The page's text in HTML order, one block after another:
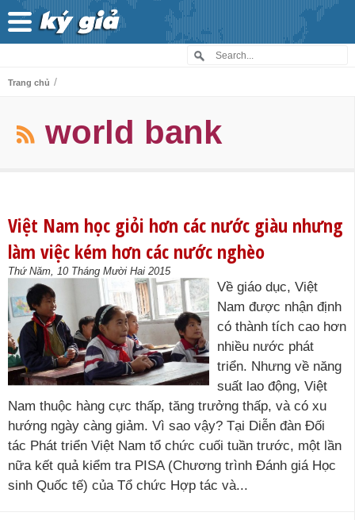
Trang chủ /
world bank
Việt Nam học giỏi hơn các nước giàu nhưng
làm việc kém hơn các nước nghèo
Thứ Năm, 10 Tháng Mười Hai 2015
Về giáo dục, Việt
Nam được nhận định
có thành tích cao hơn
nhiều nước phát
triển. Nhưng về năng
suất lao động, Việt
Nam thuộc hàng cực thấp, tăng trưởng thấp, và có xu
hướng ngày càng giảm. Vì sao vậy? Tại Diễn đàn Đối
tác Phát triển Việt Nam tổ chức cuối tuần trước, một lần
nữa kết quả kiểm tra PISA (Chương trình Đánh giá Học
sinh Quốc tế) của Tổ chức Hợp tác và...